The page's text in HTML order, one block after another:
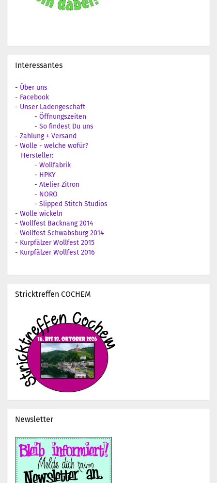
Interessantes
- Über uns
- Facebook
- Unser Ladengeschäft
- Öffnungszeiten
- So findest Du uns
- Zahlung + Versand
- Wolle - welche wofür?
Hersteller:
- Wollfabrik
- HPKY
- Atelier Zitron
- NORO
- Slipped Stitch Studios
- Wolle wickeln
- Wollfest Backnang 2014
- Wollfest Schwabsburg 2014
- Kurpfälzer Wollfest 2015
- Kurpfälzer Wollfest 2016
Stricktreffen COCHEM
Newsletter